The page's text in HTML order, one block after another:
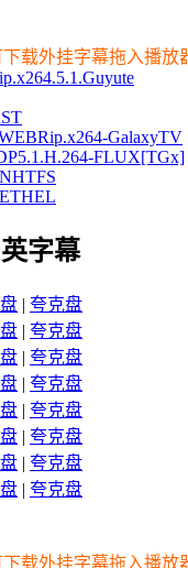
载外挂字幕拖入播放
GalaxyTV
FLUX[TGx]
字幕
| 夸克盘
| 夸克盘
| 夸克盘
| 夸克盘
| 夸克盘
| 夸克盘
| 夸克盘
| 夸克盘
载外挂字幕拖入播放